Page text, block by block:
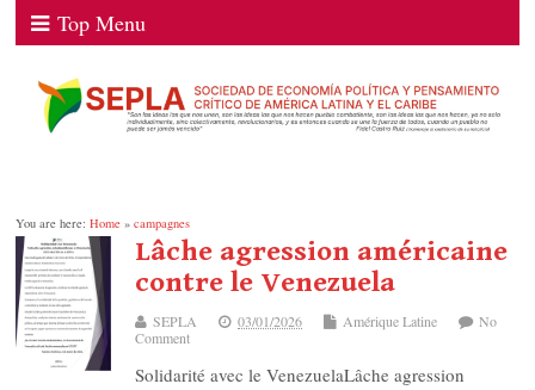
Top Menu
You are here:Home »campagnes
Lâche agression américaine
contre le Venezuela
SEPLA 03/01/2026 Amérique Latine
No
Comment
Solidarité avec le VenezuelaLâche agression